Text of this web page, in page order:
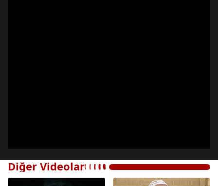
Diğer Videolar